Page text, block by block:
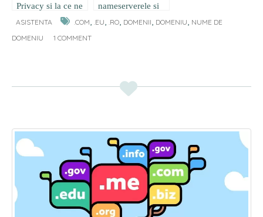
Privacy si la ce ne
ajuta ?
nameserverele si
ce este
ASISTENTA .COM .EU .RO DOMENII DOMENIU NUME DE
DOMENIU
1 COMMENT